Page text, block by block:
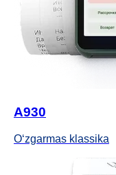
A930
O‘zgarmas klassika